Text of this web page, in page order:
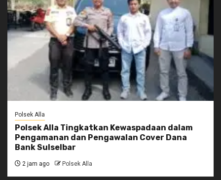
Polsek Alla
Polsek Alla Tingkatkan Kewaspadaan dalam
Pengamanan dan Pengawalan Cover Dana
Bank Sulselbar
2 jam ago Polsek Alla